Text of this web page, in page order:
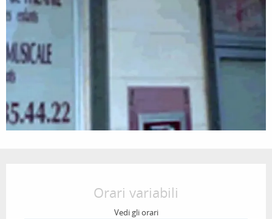
Orari variabili
Vedi gli orari